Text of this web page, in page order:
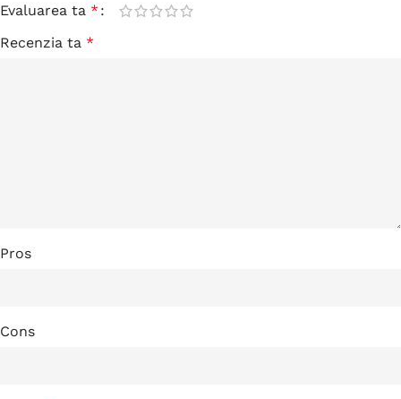
Evaluarea ta *
Recenzia ta *
Pros
Cons